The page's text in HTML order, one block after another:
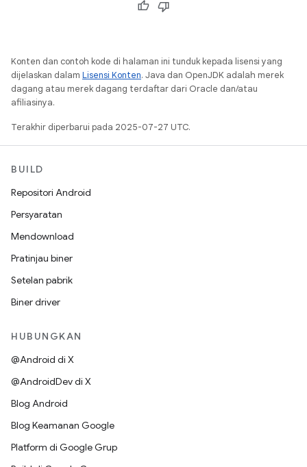
Konten dan contoh kode di halaman ini tunduk kepada lisensi yang
dijelaskan dalam Lisensi Konten. Java dan OpenJDK adalah merek
dagang atau merek dagang terdaftar dari Oracle dan/atau
afiliasinya.
Terakhir diperbarui pada 2025-07-27 UTC.
BUILD
Repositori Android
Persyaratan
Mendownload
Pratinjau biner
Setelan pabrik
Biner driver
HUBUNGKAN
@Android di X
@AndroidDev di X
Blog Android
Blog Keamanan Google
Platform di Google Grup